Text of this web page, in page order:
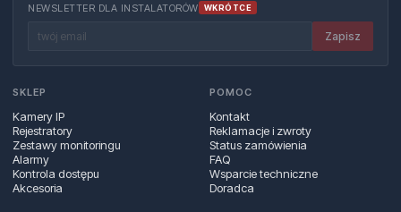
NEWSLETTER DLA INSTALATORÓW WKRÓTCE
Zapisz
SKLEP
Kamery IP
Rejestratory
Zestawy monitoringu
Alarmy
Kontrola dostępu
Akcesoria
POMOC
Kontakt
Reklamacje i zwroty
Status zamówienia
FAQ
Wsparcie techniczne
Doradca